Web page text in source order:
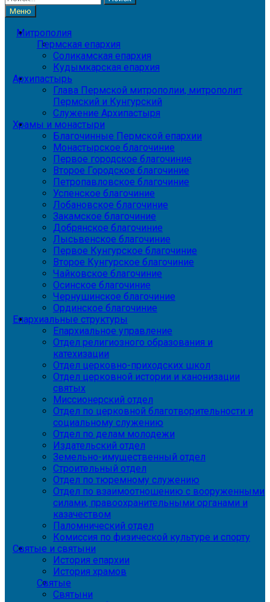
Меню
Митрополия
Пермская епархия
Соликамская епархия
Кудымкарская епархия
Архипастырь
Глава Пермской митрополии, митрополит
Пермский и Кунгурский
Служение Архипастыря
Храмы и монастыри
Благочинные Пермской епархии
Монастырское благочиние
Первое городское благочиние
Второе Городское благочиние
Петропавловское благочиние
Успенское благочиние
Лобановское благочиние
Закамское благочиние
Добрянское благочиние
Лысьвенское благочиние
Первое Кунгурское благочиние
Второе Кунгурское благочиние
Чайковское благочиние
Осинское благочиние
Чернушинское благочиние
Ординское благочиние
Епархиальные структуры
Епархиальное управление
Отдел религиозного образования и
катехизации
Отдел церковно-приходских школ
Отдел церковной истории и канонизации
святых
Миссионерский отдел
Отдел по церковной благотворительности и
социальному служению
Отдел по делам молодежи
Издательский отдел
Земельно-имущественный отдел
Строительный отдел
Отдел по тюремному служению
Отдел по взаимоотношению с вооруженными
силами, правоохранительными органами и
казачеством
Паломнический отдел
Комиссия по физической культуре и спорту
Святые и святыни
История епархии
История храмов
Святые
Святыни